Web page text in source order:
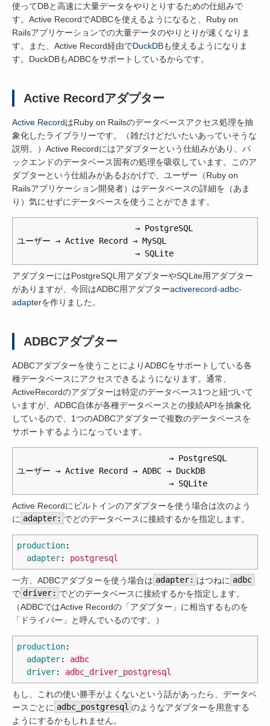
使ってDBと高速に大量データをやりとりするための仕組みで
す。Active RecordでADBCを使えるようになると、Ruby on
Railsアプリケーションでの大量データのやりとりが速くなりま
す。また、Active Record経由でDuckDBも使えるようになりま
す。DuckDBもADBCをサポートしているからです。
Active Recordアダプター
Active RecordはRuby on Railsのデータベースアクセス処理を抽
象化したライブラリーです。（雑だけどだいたいあっていそうな
説明。）Active Recordにはアダプターという仕組みがあり、バ
ックエンドのデータベース固有の処理を吸収しています。このア
ダプターという仕組みがあるおかげで、ユーザー（Ruby on
Railsアプリケーション開発者）はデータベースの詳細を（あま
り）気にせずにデータベースを使うことができます。
→ PostgreSQL
ユーザー → Active Record → MySQL
アダプターにはPostgreSQL用アダプターやSQLite用アダプター
がありますが、今回はADBC用アダプターactiverecord-adbc-
adapterを作りました。
ADBCアダプター
ADBCアダプターを使うことによりADBCをサポートしている各
種データベースにアクセスできるようになります。通常、
ActiveRecordのアダプターは特定のデータベース1つと紐づいて
いますが、ADBC自体が各種データベースとの接続APIを抽象化
しているので、1つのADBCアダプターで複数のデータベースを
サポートするようになっています。
→ PostgreSQL
ユーザー → Active Record → ADBC → DuckDB
Active Recordにビルトインのアダプターを使う場合は次のよう
に adapter: でどのデータベースに接続するかを指定します。
production:
adapter: postgresql
一方、ADBCアダプターを使う場合は adapter: はつねに adbc
で driver: でどのデータベースに接続するかを指定します。
（ADBCではActive Recordの「アダプター」に相当するものを
「ドライバー」と呼んでいるのです。）
production:
adapter:
adbc
driver: adbc_driver_postgresql
もし、これの使い勝手がよくないという話があったら、データベ
ースごとに adbc_postgresql のようなアダプターを用意する
ようにするかもしれません。